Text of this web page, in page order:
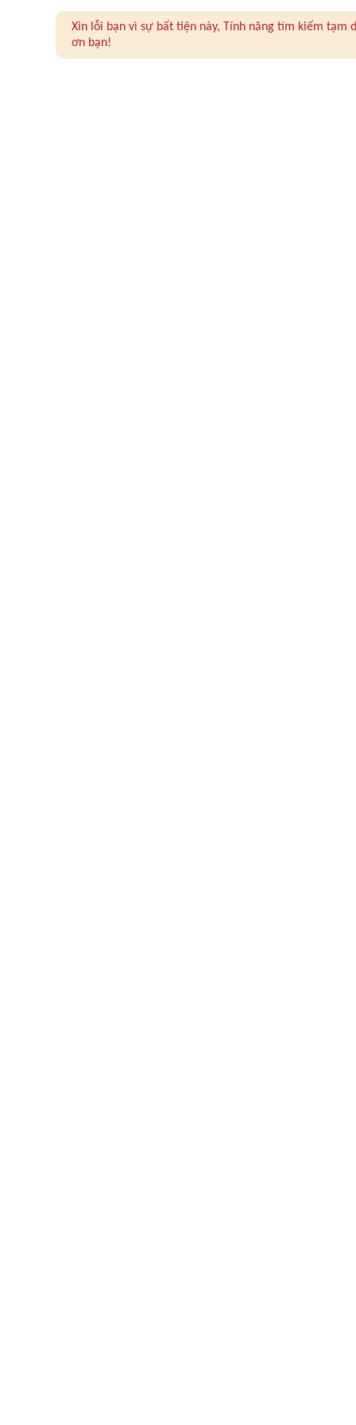
Xin lỗi bạn vì sự bất tiện này, Tính năng tìm kiếm
ơn bạn!